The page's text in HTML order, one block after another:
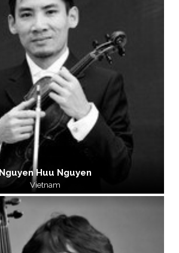
Nguyen Huu Nguyen
Vietnam